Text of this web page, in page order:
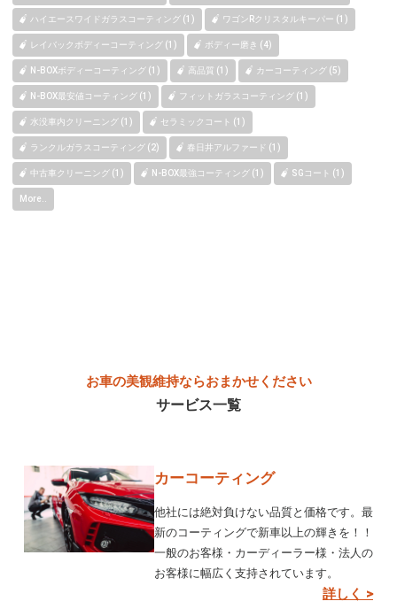
ハイエースワイドガラスコーティング (1) ワゴンRクリスタルキーパー (1)
レイバックボディーコーティング (1) ボディー磨き (4)
N-BOXボディーコーティング (1) 高品質 (1) カーコーティング (5)
N-BOX最安値コーティング (1) フィットガラスコーティング (1)
水没車内クリーニング (1) セラミックコート (1)
ランクルガラスコーティング (2) 春日井アルファード (1)
中古車クリーニング (1) N-BOX最強コーティング (1) SGコート (1)
More..
お車の美観維持ならおまかせください
サービス一覧
カーコーティング
他社には絶対負けない品質と価格です。最
新のコーティングで新車以上の輝きを！！
一般のお客様・カーディーラー様・法人の
お客様に幅広く支持されています。
詳しく >